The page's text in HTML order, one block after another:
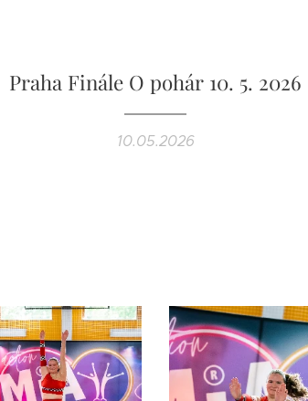
Praha Finále O pohár 10. 5. 2026
10.05.2026